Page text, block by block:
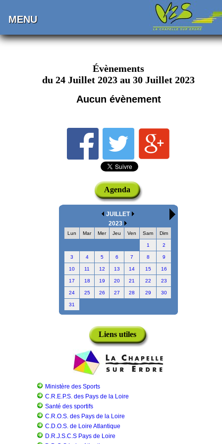
MENU
Évènements
du 24 Juillet 2023 au 30 Juillet 2023
Aucun évènement
Agenda
JUILLET
2023
Lun Mar Mer Jeu Ven Sam Dim
1 2
3 4 5 6 7 8 9
10 11 12 13 14 15 16
17 18 19 20 21 22 23
24 25 26 27 28 29 30
31
Liens utiles
Ministère des Sports
C.R.E.P.S. des Pays de la Loire
Santé des sportifs
C.R.O.S. des Pays de la Loire
C.D.O.S. de Loire Atlantique
D.R.J.S.C.S Pays de Loire